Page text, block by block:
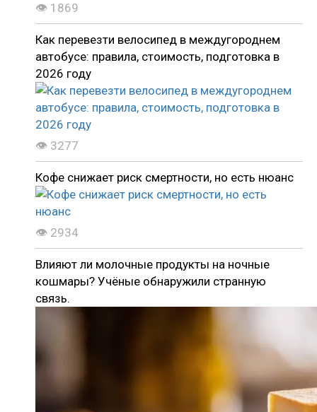
👁 1869
Как перевезти велосипед в междугороднем
автобусе: правила, стоимость, подготовка в
2026 году
👁 3277
Кофе снижает риск смертности, но есть нюанс
👁 2934
Влияют ли молочные продукты на ночные
кошмары? Учёные обнаружили странную
связь.